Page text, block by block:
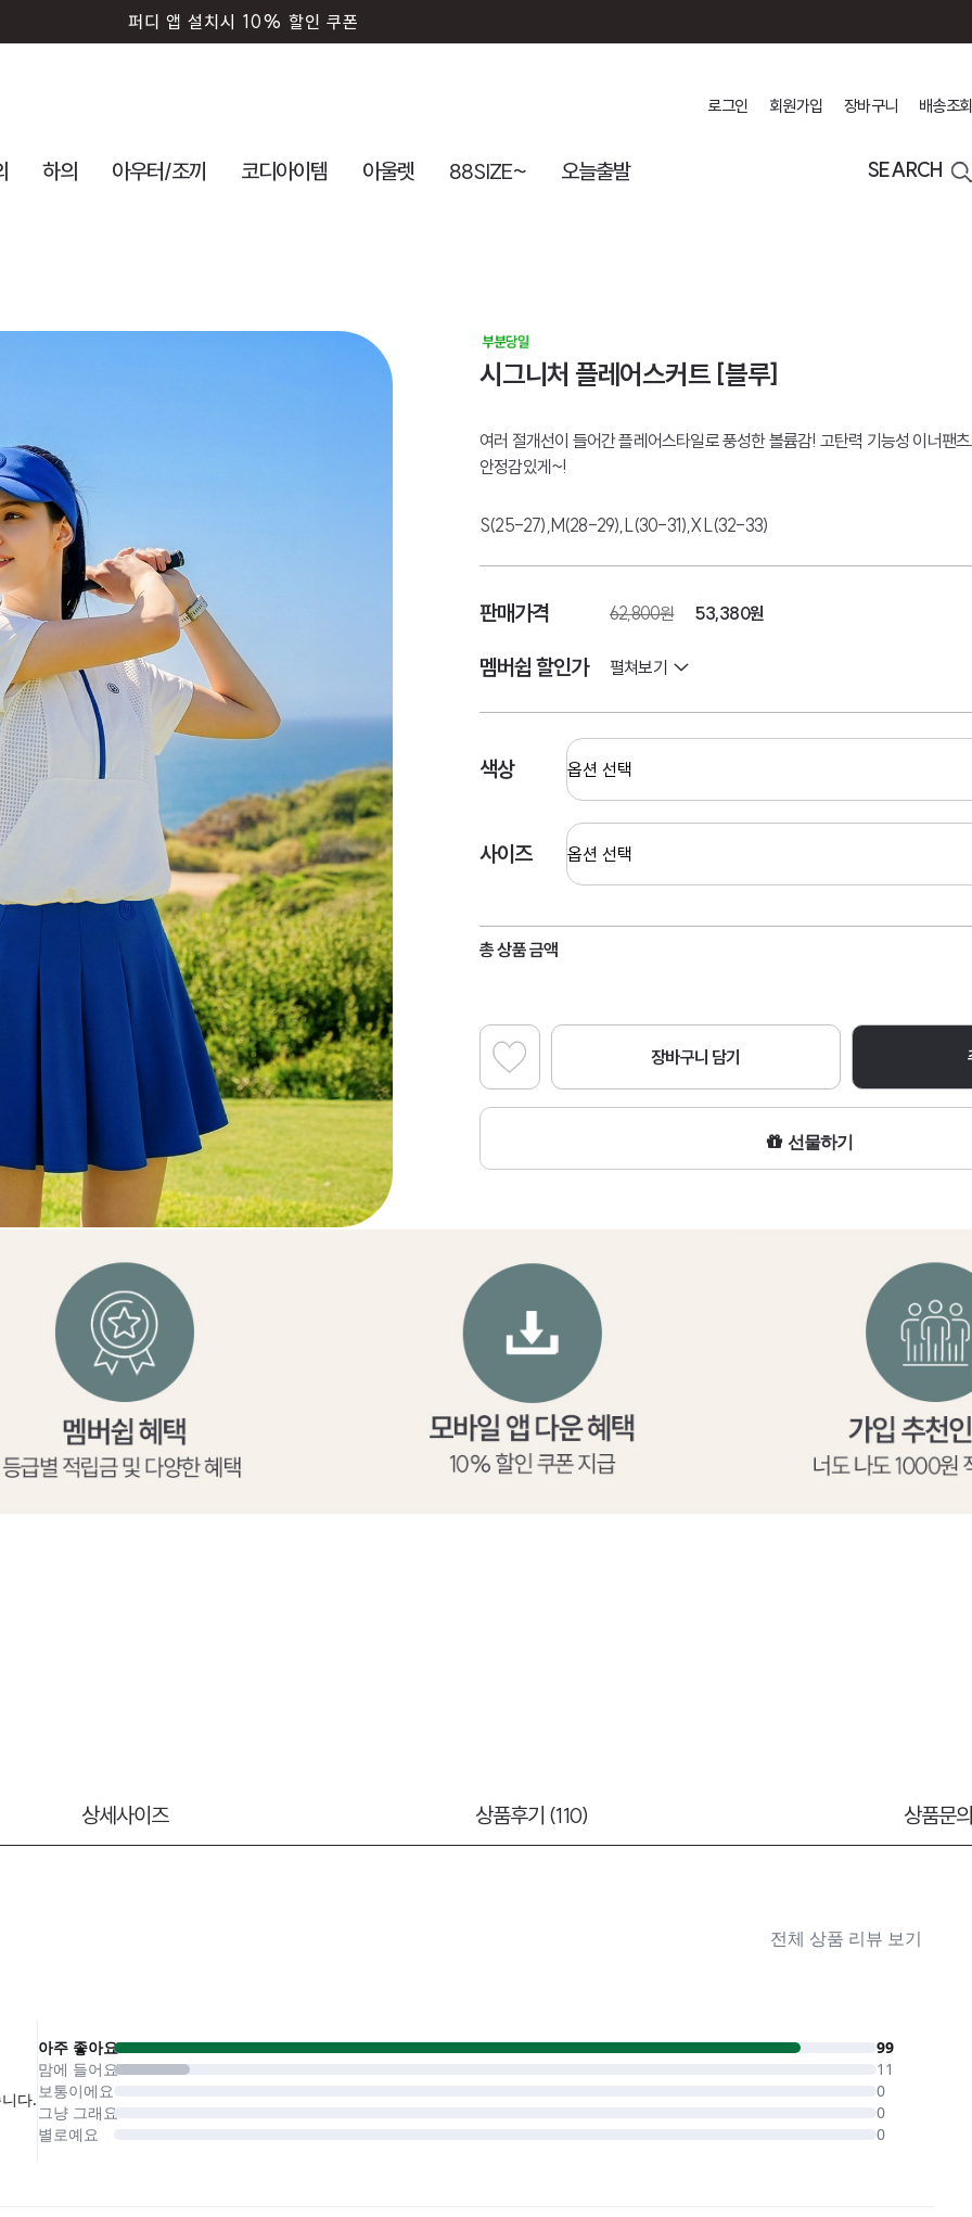
퍼디 앱 설치시 10% 할인 쿠폰
로그인 회원가입 장바구니 배송조회
하의 아우터/조끼 코디아이템 아울렛 88SIZE~ 오늘출발 SEARCH
시그니처 플레어스커트 [블루]
여러 절개선이 들어간 플레어스타일로 풍성한 볼륨감! 고탄력 기능성 이너팬
안정감있게~!
S(25-27),M(28-29),L(30-31),XL(32-33)
판매가격 62,800원 53,380원
멤버쉽 할인가 펼쳐보기
색상
사이즈
총 상품 금액
장바구니 담기
선물하기
상세사이즈 상품후기 (110) 상품문의